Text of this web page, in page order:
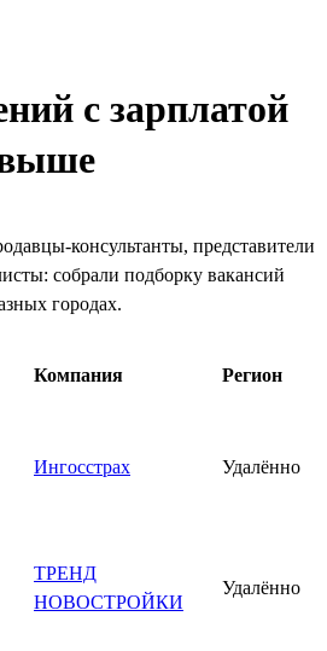
с зарплатой
выше
консультанты, представители
собрали подборку вакансий
городах.
Компания Регион
Ингосстрах Удалённо
ТРЕНД
НОВОСТРОЙКИ
Удалённо